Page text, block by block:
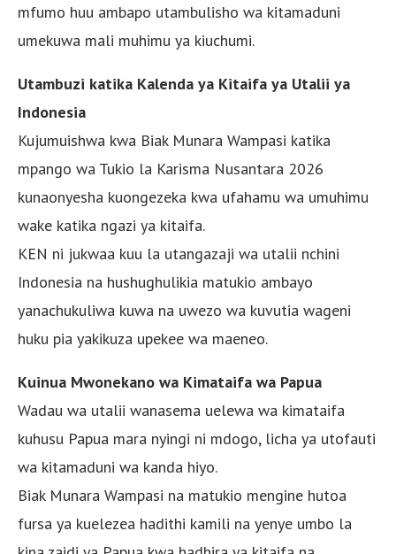
mfumo huu ambapo utambulisho wa kitamaduni
umekuwa mali muhimu ya kiuchumi.
Utambuzi katika Kalenda ya Kitaifa ya Utalii ya
Indonesia
Kujumuishwa kwa Biak Munara Wampasi katika
mpango wa Tukio la Karisma Nusantara 2026
kunaonyesha kuongezeka kwa ufahamu wa umuhimu
wake katika ngazi ya kitaifa.
KEN ni jukwaa kuu la utangazaji wa utalii nchini
Indonesia na hushughulikia matukio ambayo
yanachukuliwa kuwa na uwezo wa kuvutia wageni
huku pia yakikuza upekee wa maeneo.
Kuinua Mwonekano wa Kimataifa wa Papua
Wadau wa utalii wanasema uelewa wa kimataifa
kuhusu Papua mara nyingi ni mdogo, licha ya utofauti
wa kitamaduni wa kanda hiyo.
Biak Munara Wampasi na matukio mengine hutoa
fursa ya kuelezea hadithi kamili na yenye umbo la